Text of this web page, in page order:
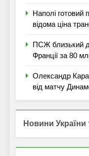
Наполі
відома ціна
ПСЖ близький
Франції за 80
Олександр
від матчу
Новини України